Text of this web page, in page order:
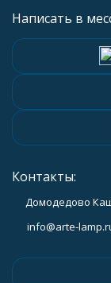
Написать в
Контакты:
Домодедово
info@arte-